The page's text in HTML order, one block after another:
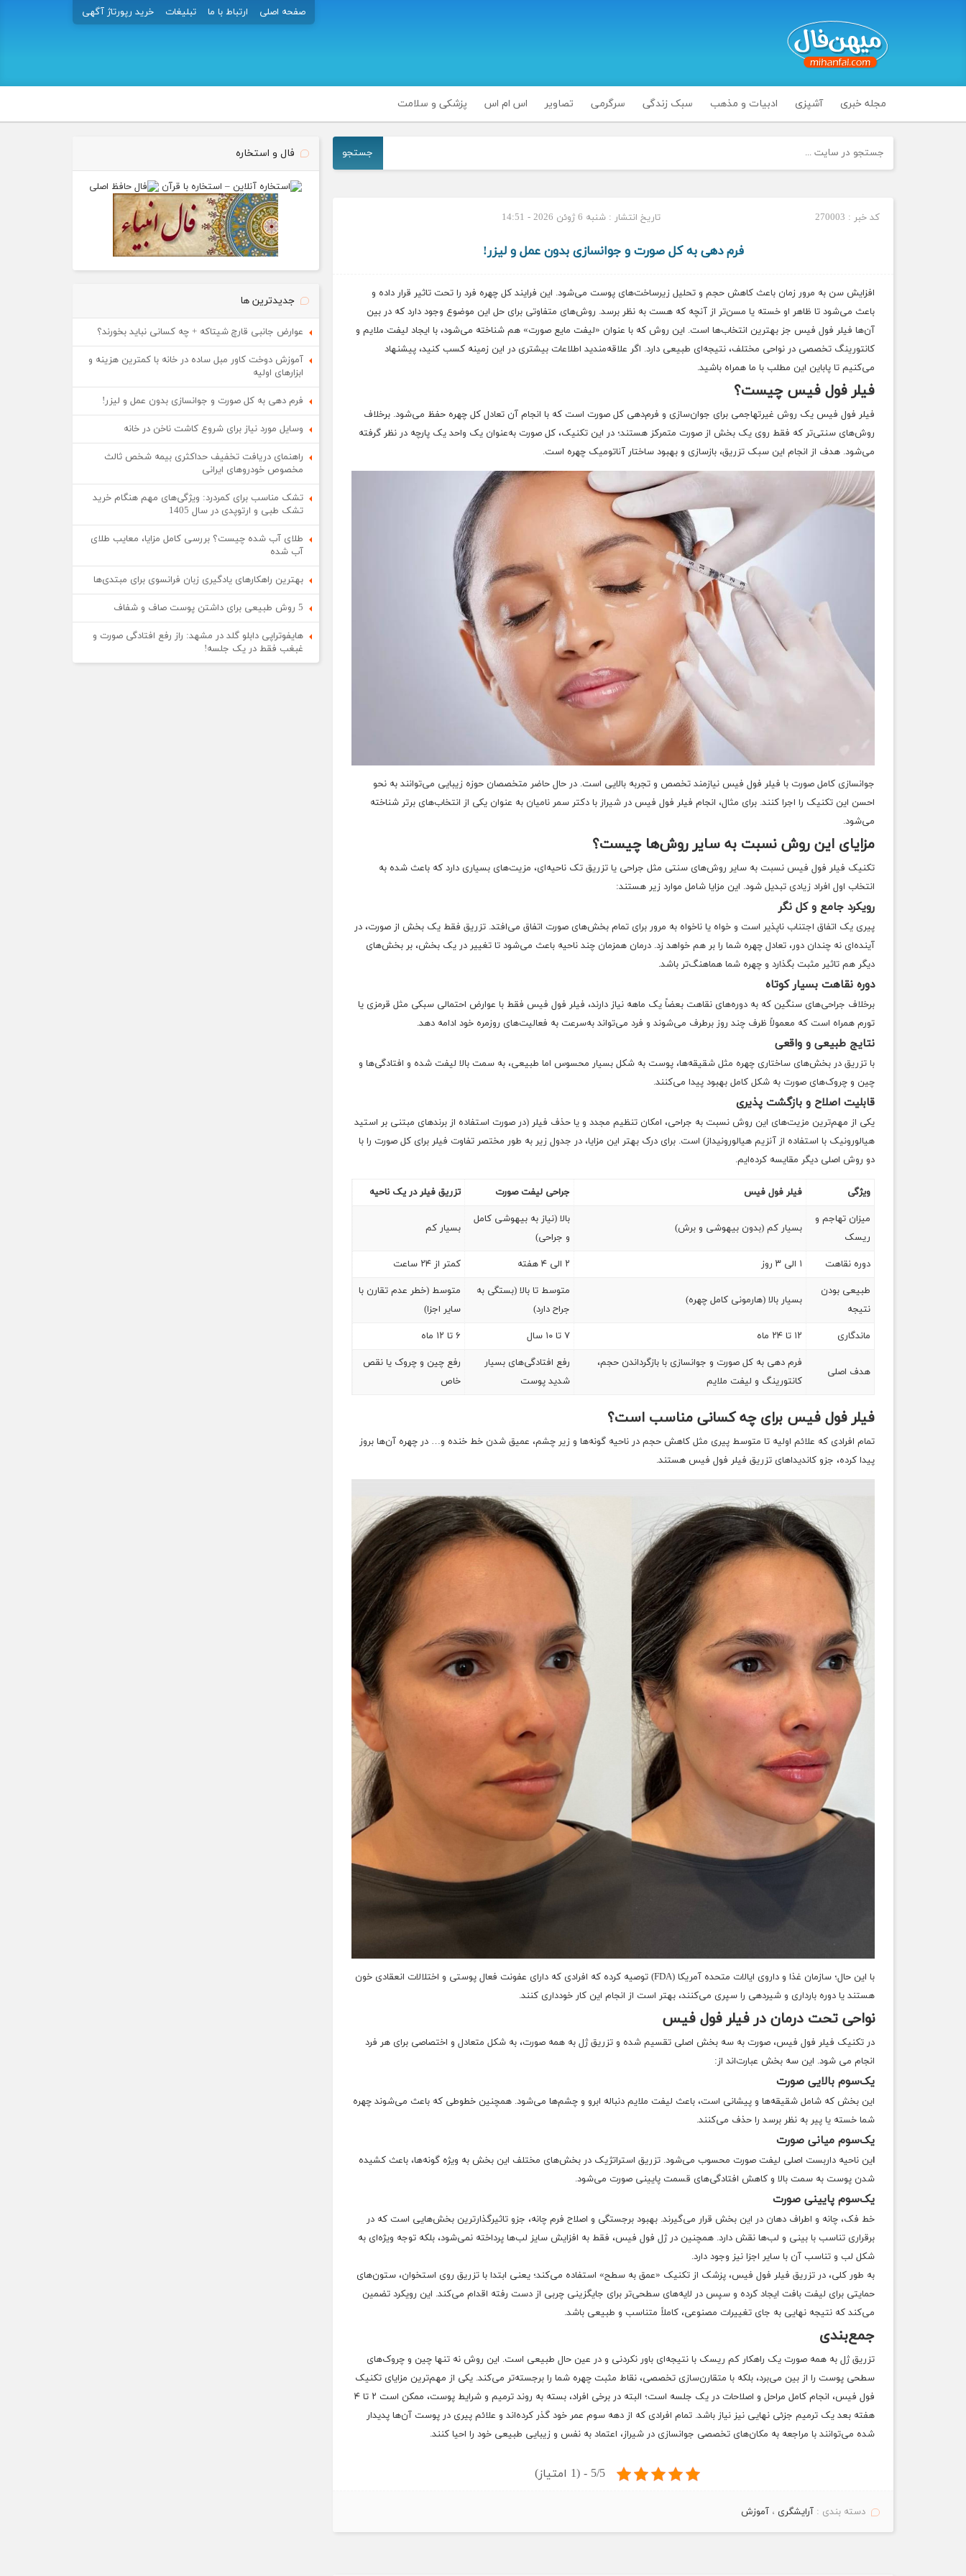
صفحه اصلی ارتباط با ما تبلیغات خرید رپورتاژ آگهی
مجله خبری آشپزی ادبیات و مذهب سبک زندگی سرگرمی تصاویر اس ام اس پزشکی و سلامت
جستجو
کد خبر : 270003 تاریخ انتشار : شنبه 6 ژوئن 2026 - 14:51
فرم دهی به کل صورت و جوانسازی بدون عمل و لیزر!
افزایش سن به مرور زمان باعث کاهش حجم و تحلیل زیرساخت‌های پوست می‌شود. این فرایند کل چهره فرد را تحت تاثیر قرار داده و
باعث می‌شود تا ظاهر او خسته یا مسن‌تر از آنچه که هست به نظر برسد. روش‌های متفاوتی برای حل این موضوع وجود دارد که در بین
آن‌ها فیلر فول فیس جز بهترین انتخاب‌ها است. این روش که با عنوان «لیفت مایع صورت» هم شناخته می‌شود، با ایجاد لیفت ملایم و
کانتورینگ تخصصی در نواحی مختلف، نتیجه‌ای طبیعی دارد. اگر علاقه‌مندید اطلاعات بیشتری در این زمینه کسب کنید، پیشنهاد
می‌کنیم تا پاباین این مطلب با ما همراه باشید.
فیلر فول فیس چیست؟
فیلر فول فیس یک روش غیرتهاجمی برای جوان‌سازی و فرم‌دهی کل صورت است که با انجام آن تعادل کل چهره حفظ می‌شود. برخلاف
روش‌های سنتی‌تر که فقط روی یک بخش از صورت متمرکز هستند؛ در این تکنیک، کل صورت به‌عنوان یک واحد یک پارچه در نظر گرفته
می‌شود. هدف از انجام این سبک تزریق، بازسازی و بهبود ساختار آناتومیک چهره است.
جوانسازی کامل صورت با فیلر فول فیس نیازمند تخصص و تجربه بالایی است. در حال حاضر متخصصان حوزه زیبایی می‌توانند به نحو
احسن این تکنیک را اجرا کنند. برای مثال، انجام فیلر فول فیس در شیراز با دکتر سمر نامیان به عنوان یکی از انتخاب‌های برتر شناخته
می‌شود.
مزایای این روش نسبت به سایر روش‌ها چیست؟
تکنیک فیلر فول فیس نسبت به سایر روش‌های سنتی مثل جراحی یا تزریق تک ناحیه‌ای، مزیت‌های بسیاری دارد که باعث شده‌ به
انتخاب اول افراد زیادی تبدیل شود. این مزایا شامل موارد زیر هستند:
رویکرد جامع و کل نگر
پیری یک اتفاق اجتناب ناپذیر است و خواه یا ناخواه به مرور برای تمام بخش‌های صورت اتفاق می‌افتد. تزریق فقط یک بخش از صورت، در
آینده‌ای نه چندان دور، تعادل چهره شما را بر هم خواهد زد. درمان همزمان چند ناحیه باعث می‌شود تا تغییر در یک بخش، بر بخش‌های
دیگر هم تاثیر مثبت بگذارد و چهره شما هماهنگ‌تر باشد.
دوره نقاهت بسیار کوتاه
برخلاف جراحی‌های سنگین که به دوره‌های نقاهت بعضاً یک ماهه نیاز دارند، فیلر فول فیس فقط با عوارض احتمالی سبکی مثل قرمزی یا
تورم همراه است که معمولاً ظرف چند روز برطرف می‌شوند و فرد می‌تواند به‌سرعت به فعالیت‌های روزمره خود ادامه دهد.
نتایج طبیعی و واقعی
با تزریق در بخش‌های ساختاری چهره مثل شقیقه‌ها، پوست به شکل بسیار محسوس اما طبیعی، به سمت بالا لیفت شده و افتادگی‌ها و
چین و چروک‌های صورت به شکل کامل بهبود پیدا می‌کنند.
قابلیت اصلاح و بازگشت پذیری
یکی از مهم‌ترین مزیت‌های این روش نسبت به جراحی، امکان تنظیم مجدد و یا حذف فیلر (در صورت استفاده از برندهای مبتنی بر استید
هیالورونیک با استفاده از آنزیم هیالورونیداز) است. برای درک بهتر این مزایا، در جدول زیر به طور مختصر تفاوت فیلر برای کل صورت را با
دو روش اصلی دیگر مقایسه کرده‌ایم.
ویژگی فیلر فول فیس جراحی لیفت صورت تزریق فیلر در یک ناحیه
میزان تهاجم و
ریسک
بسیار کم (بدون بیهوشی و برش)
بالا (نیاز به بیهوشی کامل
و جراحی)
بسیار کم
دوره نقاهت ۱ الی ۳ روز ۲ الی ۴ هفته کمتر از ۲۴ ساعت
طبیعی بودن
نتیجه
بسیار بالا (هارمونی کامل چهره)
متوسط تا بالا (بستگی به
جراح دارد)
متوسط (خطر عدم تقارن با
سایر اجزا)
ماندگاری ۱۲ تا ۲۴ ماه ۷ تا ۱۰ سال ۶ تا ۱۲ ماه
هدف اصلی
فرم دهی به کل صورت و جوانسازی با بازگرداندن حجم،
کانتورینگ و لیفت ملایم
رفع افتادگی‌های بسیار
شدید پوست
رفع چین و چروک یا نقص
خاص
فیلر فول فیس برای چه کسانی مناسب است؟
تمام افرادی که علائم اولیه تا متوسط پیری مثل کاهش حجم در ناحیه گونه‌ها و زیر چشم، عمیق شدن خط خنده و… در چهره آن‌ها بروز
پیدا کرده، جزو کاندیداهای تزریق فیلر فول فیس هستند.
با این حال؛ سازمان غذا و داروی ایالات متحده آمریکا (FDA) توصیه کرده که افرادی که دارای عفونت فعال پوستی و اختلالات انعقادی خون
هستند یا دوره بارداری و شیردهی را سپری می‌کنند، بهتر است از انجام این کار خودداری کنند.
نواحی تحت درمان در فیلر فول فیس
در تکنیک فیلر فول فیس، صورت به سه بخش اصلی تقسیم شده و تزریق ژل به همه صورت، به شکل متعادل و اختصاصی برای هر فرد
انجام می شود. این سه بخش عبارت‌اند از:
یک‌سوم بالایی صورت
این بخش که شامل شقیقه‌ها و پیشانی است، باعث لیفت ملایم دنباله ابرو و چشم‌ها می‌شود. همچنین خطوطی که باعث می‌شوند چهره
شما خسته یا پیر به نظر برسد را حذف می‌کنند.
یک‌سوم میانی صورت
این ناحیه داربست اصلی لیفت صورت محسوب می‌شود. تزریق استراتژیک در بخش‌های مختلف این بخش به ویژه گونه‌ها، باعث کشیده
شدن پوست به سمت بالا و کاهش افتادگی‌های قسمت پایینی صورت می‌شود.
یک‌سوم پایینی صورت
خط فک، چانه و اطراف دهان در این بخش قرار می‌گیرند. بهبود برجستگی و اصلاح فرم چانه، جزو تاثیرگذارترین بخش‌هایی است که در
برقراری تناسب با بینی و لب‌ها نقش دارد. همچنین در ژل فول فیس، فقط به افزایش سایز لب‌ها پرداخته نمی‌شود، بلکه توجه ویژه‌ای به
شکل لب و تناسب آن با سایر اجزا نیز وجود دارد.
به طور کلی، در تزریق فیلر فول فیس، پزشک از تکنیک «عمق به سطح» استفاده می‌کند؛ یعنی ابتدا با تزریق روی استخوان، ستون‌های
حمایتی برای لیفت بافت ایجاد کرده و سپس در لایه‌های سطحی‌تر برای جایگزینی چربی از دست رفته اقدام می‌کند. این رویکرد تضمین
می‌کند که نتیجه نهایی به جای تغییرات مصنوعی، کاملاً متناسب و طبیعی باشد.
جمع‌بندی
تزریق ژل به همه صورت یک راهکار کم ریسک با نتیجه‌ای باور نکردنی و در عین حال طبیعی است. این روش نه تنها چین و چروک‌های
سطحی پوست را از بین می‌برد، بلکه با متقارن‌سازی تخصصی، نقاط مثبت چهره شما را برجسته‌تر می‌کند. یکی از مهم‌ترین مزایای تکنیک
فول فیس، انجام کامل مراحل و اصلاحات در یک جلسه است؛ البته در برخی افراد، بسته به روند ترمیم و شرایط پوست، ممکن است ۲ تا ۴
هفته بعد یک ترمیم جزئی نهایی نیز نیاز باشد. تمام افرادی که از دهه سوم عمر خود گذر کرده‌اند و علائم پیری در پوست آن‌ها پدیدار
شده می‌توانند با مراجعه به مکان‌های تخصصی جوانسازی در شیراز، اعتماد به نفس و زیبایی طبیعی خود را احیا کنند.
5/5 - (1 امتیاز)
دسته بندی :آرایشگری ،آموزش
فال و استخاره
جدیدترین ها
عوارض جانبی قارچ شیتاکه + چه کسانی نباید بخورند؟
آموزش دوخت کاور مبل ساده در خانه با کمترین هزینه و
ابزارهای اولیه
فرم دهی به کل صورت و جوانسازی بدون عمل و لیزر!
وسایل مورد نیاز برای شروع کاشت ناخن در خانه
راهنمای دریافت تخفیف حداکثری بیمه شخص ثالث
مخصوص خودروهای ایرانی
تشک مناسب برای کمردرد: ویژگی‌های مهم هنگام خرید
تشک طبی و ارتوپدی در سال 1405
طلای آب شده چیست؟ بررسی کامل مزایا، معایب طلای
آب شده
بهترین راهکارهای یادگیری زبان فرانسوی برای مبتدی‌ها
5 روش طبیعی برای داشتن پوست صاف و شفاف
هایفوتراپی دابلو گلد در مشهد: راز رفع افتادگی صورت و
غبغب فقط در یک جلسه!